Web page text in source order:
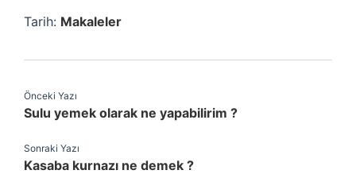
Tarih: Makaleler
Önceki Yazı
Sulu yemek olarak ne yapabilirim ?
Sonraki Yazı
Kasaba kurnazı ne demek ?